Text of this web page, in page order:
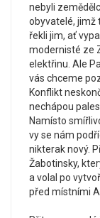
nebyli
obyvatelé, jimž
řekli jim, ať
modernisté ze
elektřinu. Ale
vás chceme
Konflikt
nechápou
Namísto
vy se nám
nikterak nový.
Žabotinsky,
a volal po
před místními